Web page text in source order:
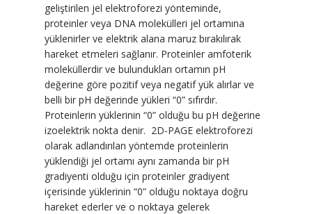
geliştirilen jel elektroforezi yönteminde,
proteinler veya DNA molekülleri jel ortamına
yüklenirler ve elektrik alana maruz bırakılırak
hareket etmeleri sağlanır. Proteinler amfoterik
moleküllerdir ve bulundukları ortamın pH
değerine göre pozitif veya negatif yük alırlar ve
belli bir pH değerinde yükleri “0” sıfırdır.
Proteinlerin yüklerinin “0” olduğu bu pH değerine
izoelektrik nokta denir. 2D-PAGE elektroforezi
olarak adlandırılan yöntemde proteinlerin
yüklendiği jel ortamı aynı zamanda bir pH
gradiyenti olduğu için proteinler gradiyent
içerisinde yüklerinin “0” olduğu noktaya doğru
hareket ederler ve o noktaya gelerek